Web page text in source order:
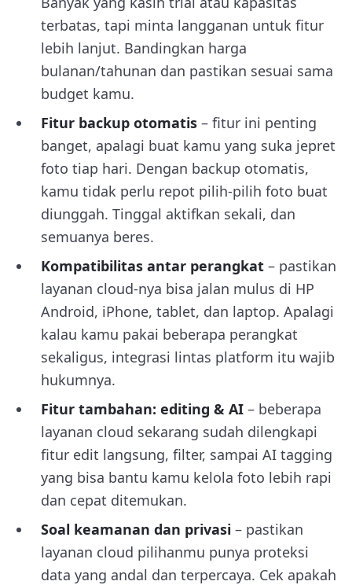
terbatas, tapi minta langganan untuk fitur
lebih lanjut. Bandingkan harga
bulanan/tahunan dan pastikan sesuai sama
budget kamu.
Fitur backup otomatis – fitur ini penting
banget, apalagi buat kamu yang suka jepret
foto tiap hari. Dengan backup otomatis,
kamu tidak perlu repot pilih-pilih foto buat
diunggah. Tinggal aktifkan sekali, dan
semuanya beres.
Kompatibilitas antar perangkat – pastikan
layanan cloud-nya bisa jalan mulus di HP
Android, iPhone, tablet, dan laptop. Apalagi
kalau kamu pakai beberapa perangkat
sekaligus, integrasi lintas platform itu wajib
hukumnya.
Fitur tambahan: editing & AI – beberapa
layanan cloud sekarang sudah dilengkapi
fitur edit langsung, filter, sampai AI tagging
yang bisa bantu kamu kelola foto lebih rapi
dan cepat ditemukan.
Soal keamanan dan privasi – pastikan
layanan cloud pilihanmu punya proteksi
data yang andal dan terpercaya. Cek apakah